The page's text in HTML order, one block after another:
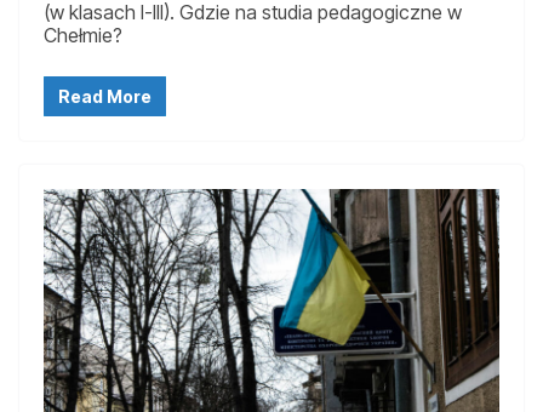
(w klasach I-III). Gdzie na studia pedagogiczne w
Chełmie?
Read More